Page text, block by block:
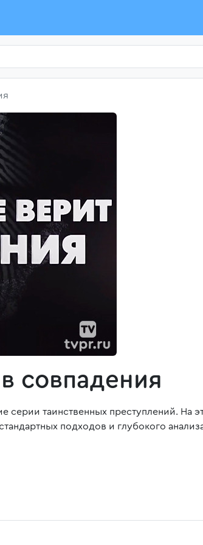
совпадения
таинственных преступлений. На
подходов и глубокого